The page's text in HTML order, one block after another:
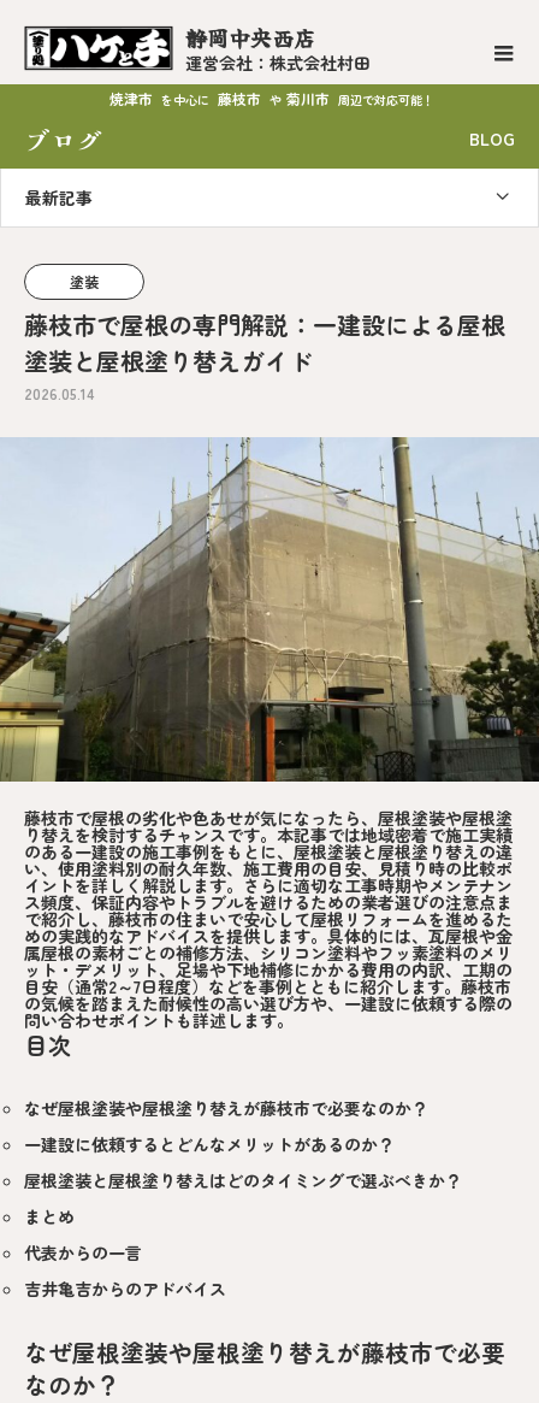
静岡中央西店
運営会社：株式会社村田
焼津市 を中心に 藤枝市 や 菊川市 周辺で対応可能！
ブログ BLOG
最新記事
塗装
藤枝市で屋根の専門解説：一建設による屋根
塗装と屋根塗り替えガイド
2026.05.14
藤枝市で屋根の劣化や色あせが気になったら、屋根塗装や屋根塗
り替えを検討するチャンスです。本記事では地域密着で施工実績
のある一建設の施工事例をもとに、屋根塗装と屋根塗り替えの違
い、使用塗料別の耐久年数、施工費用の目安、見積り時の比較ポ
イントを詳しく解説します。さらに適切な工事時期やメンテナン
ス頻度、保証内容やトラブルを避けるための業者選びの注意点ま
で紹介し、藤枝市の住まいで安心して屋根リフォームを進めるた
めの実践的なアドバイスを提供します。具体的には、瓦屋根や金
属屋根の素材ごとの補修方法、シリコン塗料やフッ素塗料のメリ
ット・デメリット、足場や下地補修にかかる費用の内訳、工期の
目安（通常2～7日程度）などを事例とともに紹介します。藤枝市
の気候を踏まえた耐候性の高い選び方や、一建設に依頼する際の
問い合わせポイントも詳述します。
目次
なぜ屋根塗装や屋根塗り替えが藤枝市で必要なのか？
一建設に依頼するとどんなメリットがあるのか？
屋根塗装と屋根塗り替えはどのタイミングで選ぶべきか？
まとめ
代表からの一言
吉井亀吉からのアドバイス
なぜ屋根塗装や屋根塗り替えが藤枝市で必要
なのか？